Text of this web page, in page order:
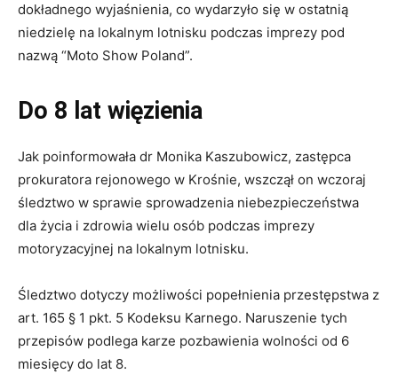
dokładnego wyjaśnienia, co wydarzyło się w ostatnią
niedzielę na lokalnym lotnisku podczas imprezy pod
nazwą “Moto Show Poland”.
Do 8 lat więzienia
Jak poinformowała dr Monika Kaszubowicz, zastępca
prokuratora rejonowego w Krośnie, wszczął on wczoraj
śledztwo w sprawie sprowadzenia niebezpieczeństwa
dla życia i zdrowia wielu osób podczas imprezy
motoryzacyjnej na lokalnym lotnisku.
Śledztwo dotyczy możliwości popełnienia przestępstwa z
art. 165 § 1 pkt. 5 Kodeksu Karnego. Naruszenie tych
przepisów podlega karze pozbawienia wolności od 6
miesięcy do lat 8.